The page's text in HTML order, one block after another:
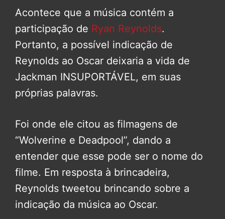
Acontece que a música contém a
participação de Ryan Reynolds.
Portanto, a possível indicação de
Reynolds ao Oscar deixaria a vida de
Jackman INSUPORTÁVEL, em suas
próprias palavras.
Foi onde ele citou as filmagens de
“Wolverine e Deadpool”, dando a
entender que esse pode ser o nome do
filme. Em resposta à brincadeira,
Reynolds tweetou brincando sobre a
indicação da música ao Oscar.